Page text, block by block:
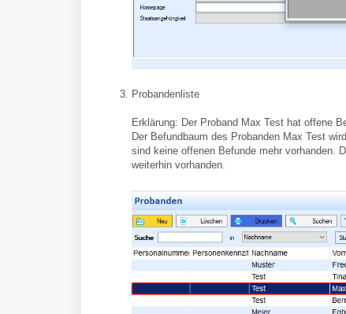
Probandenliste
Erklärung: Der Proband Max Test hat offene
Der Befundbaum des Probanden Max Test wird
sind keine offenen Befunde mehr vorhanden.
weiterhin vorhanden.